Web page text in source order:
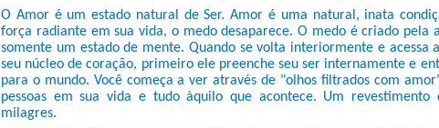
O Amor é um estado natural de Ser. Amor é uma natural, inata
força radiante em sua vida, o medo desaparece. O medo é criado pela
somente um estado de mente. Quando se volta interiormente e acessa
seu núcleo de coração, primeiro ele preenche seu ser internamente e
para o mundo. Você começa a ver através de "olhos filtrados com
pessoas em sua vida e tudo àquilo que acontece. Um revestimento
milagres.